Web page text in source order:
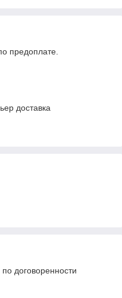
предоплате.
доставка
договоренности